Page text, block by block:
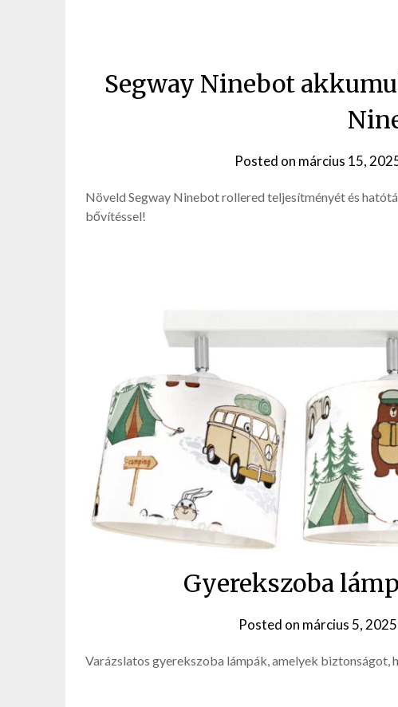
Segway Ninebot
Posted on március 15,
Növeld Segway Ninebot rollered teljesítményét és
bővítéssel!
Gyerekszoba
Posted on március 5, 2025
Varázslatos gyerekszoba lámpák, amelyek biztonságot,